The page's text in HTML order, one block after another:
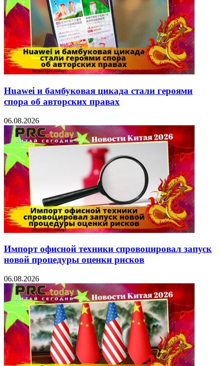
Huawei и бамбуковая цикада стали героями
спора об авторских правах
06.08.2026
Импорт офисной техники спровоцировал запуск
новой процедуры оценки рисков
06.08.2026